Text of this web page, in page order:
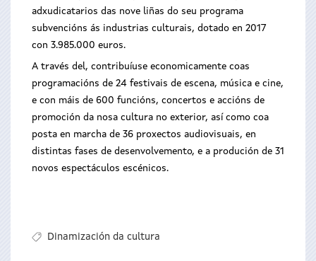
adxudicatarios das nove liñas do seu programa
subvencións ás industrias culturais, dotado en 2017
con 3.985.000 euros.
A través del, contribuíuse economicamente coas
programacións de 24 festivais de escena, música e cine,
e con máis de 600 funcións, concertos e accións de
promoción da nosa cultura no exterior, así como coa
posta en marcha de 36 proxectos audiovisuais, en
distintas fases de desenvolvemento, e a produción de 31
novos espectáculos escénicos.
Dinamización da cultura